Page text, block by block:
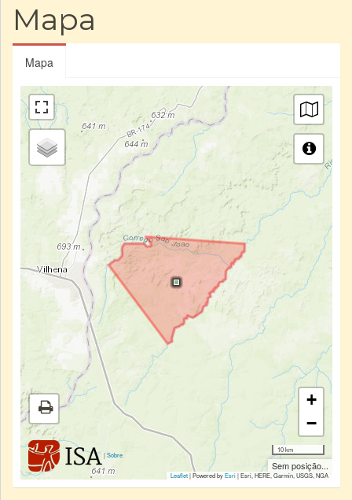
Mapa
Mapa
|Sobre
+
−
10 km
Sem posição...
Leaflet| Powered byEsri|Esri, HERE, Garmin, USGS, NGA